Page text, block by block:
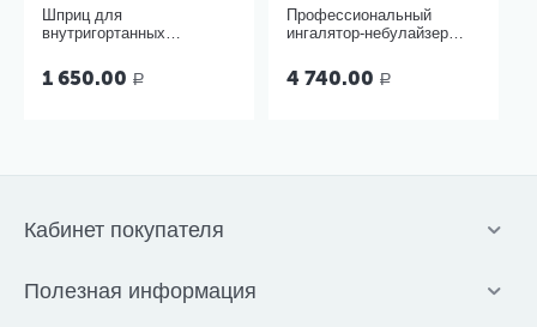
Шприц для
внутригортанных
миндалин, 5 мл Ш-14-5
1 650.00 Р
Профессиональный
ингалятор-небулайзер
4 740.00 Р
Кабинет покупателя
Полезная информация